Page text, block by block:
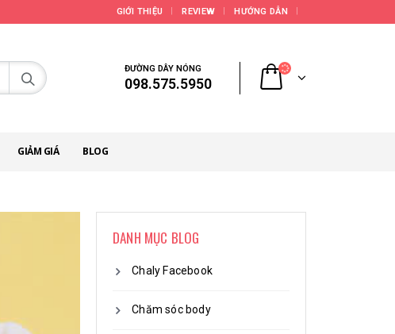
GIỚI THIỆU REVIEW HƯỚNG DẪN
ĐƯỜNG DÂY NÓNG
098.575.5950
GIẢM GIÁ BLOG
DANH MỤC BLOG
Chaly Facebook
Chăm sóc body